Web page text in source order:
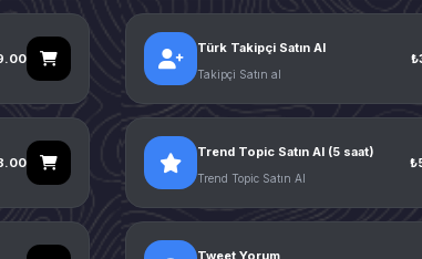
Türk Takipçi Satın Al
Takipçi Satın al
Trend Topic Satın Al (5 saat)
Trend Topic Satın Al